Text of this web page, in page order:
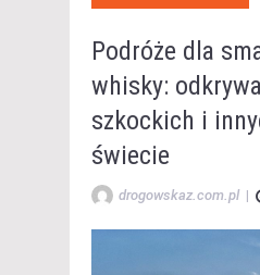
Podróże dla
whisky:
szkockich i
świecie
drogowskaz.com.pl |